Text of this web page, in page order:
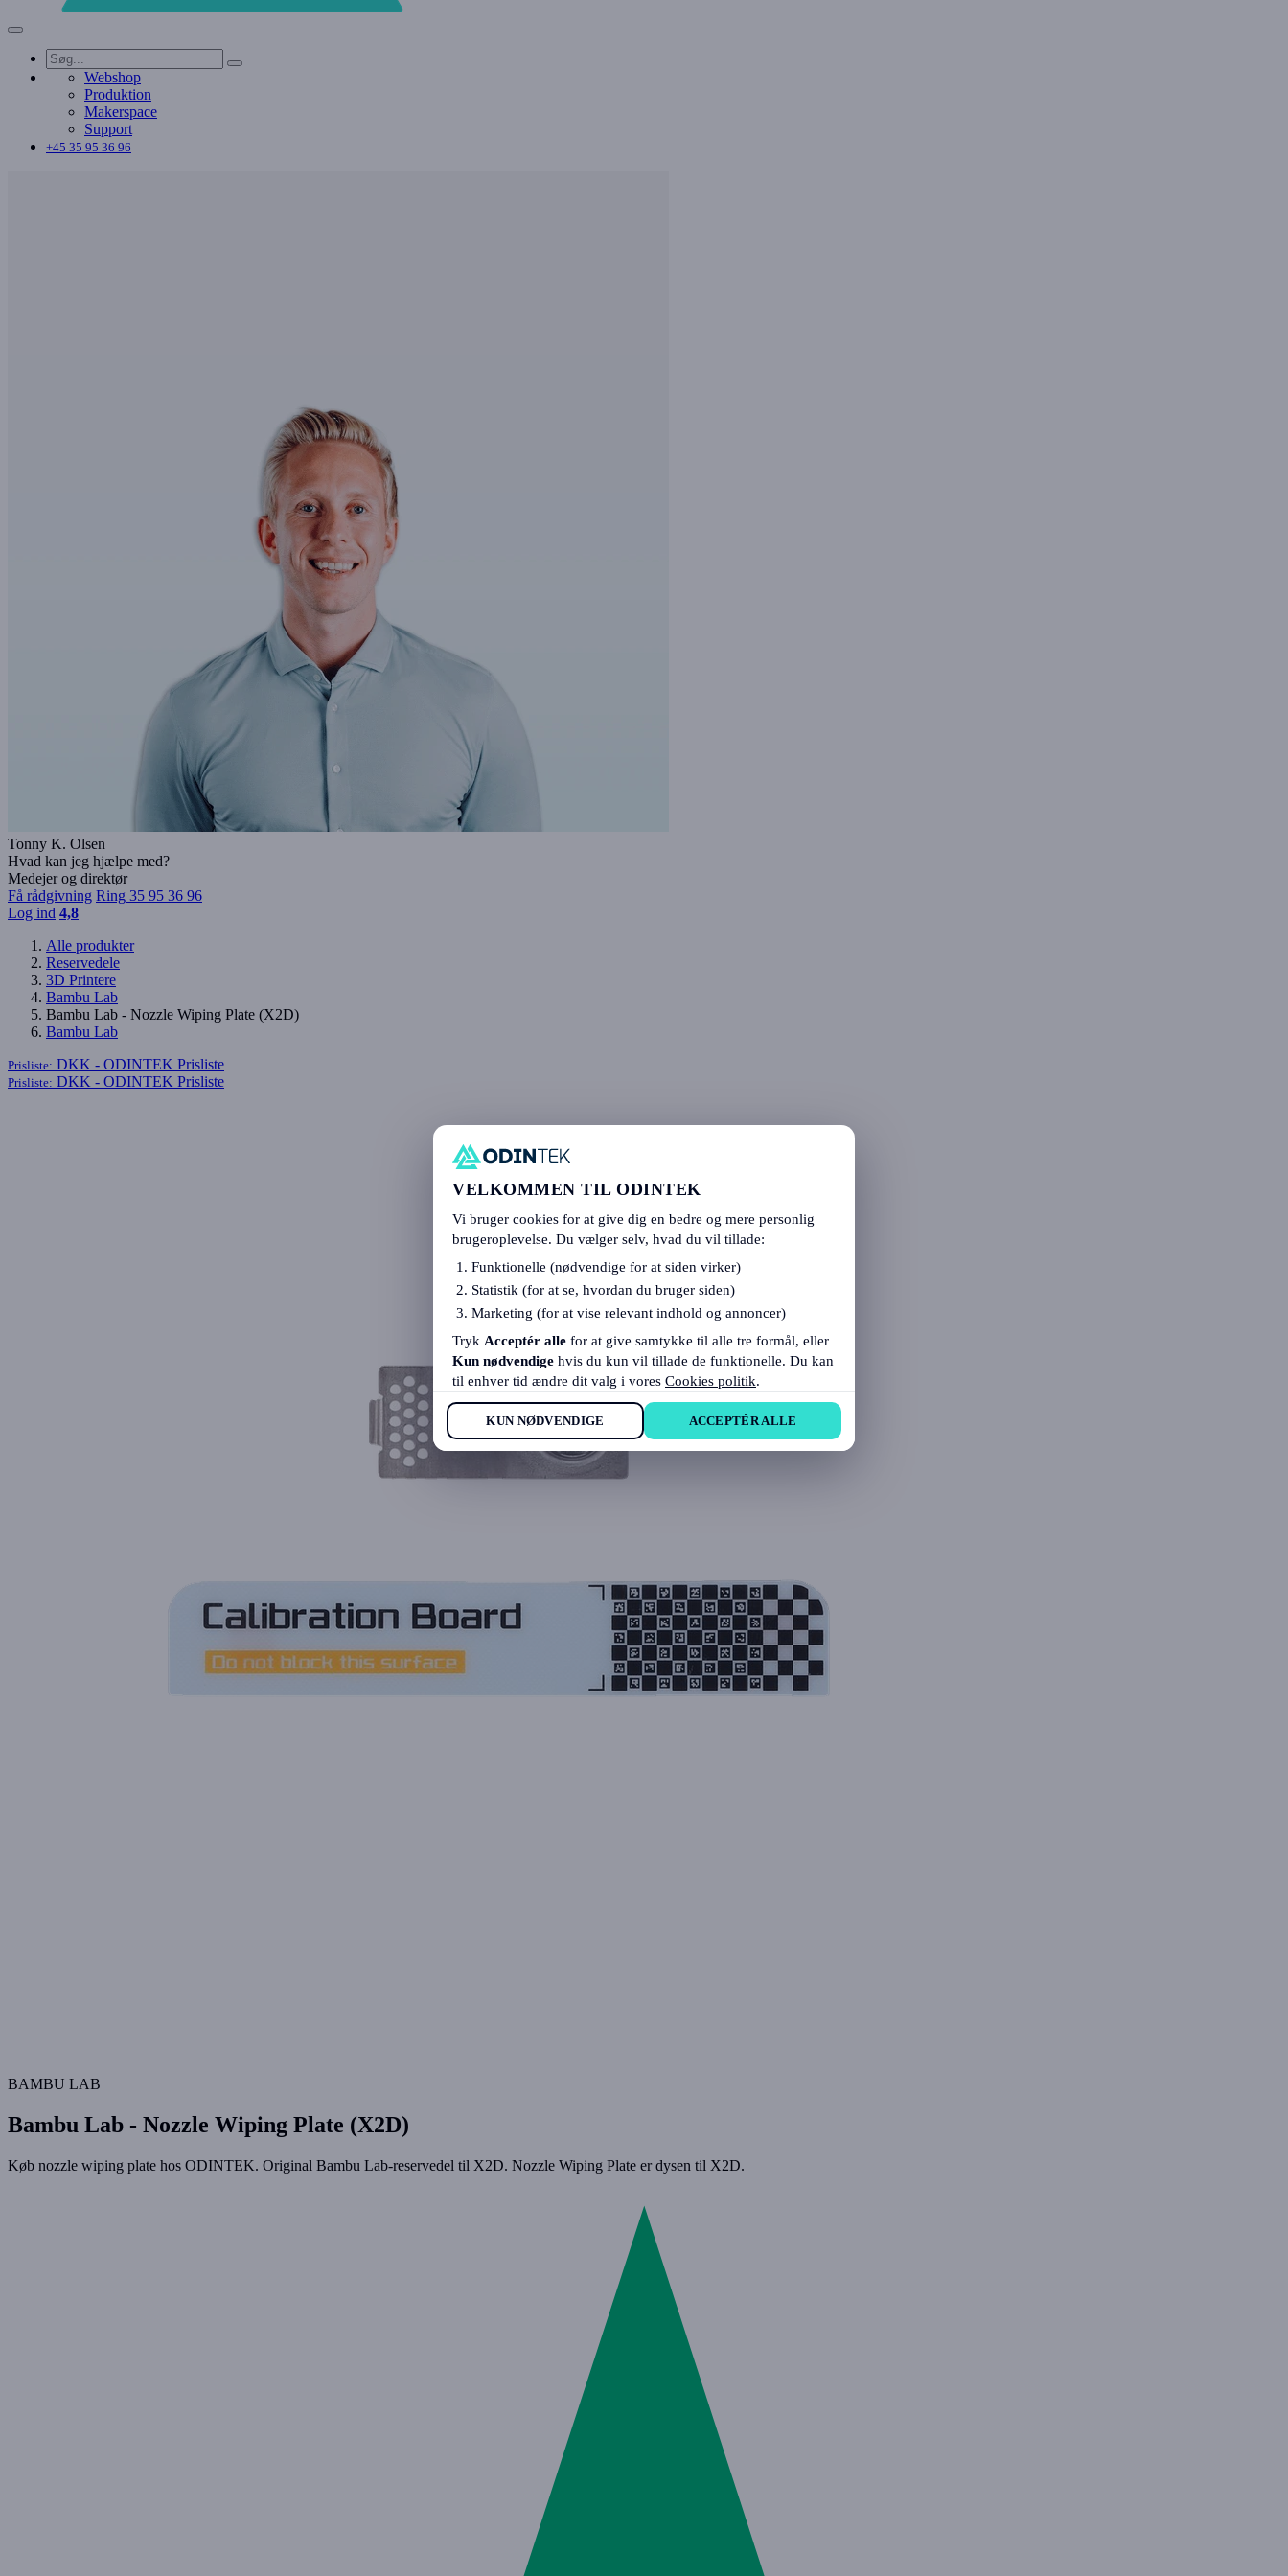
Webshop
Produktion
Makerspace
Support
+45 35 95 36 96
Tonny K. Olsen
Hvad kan jeg hjælpe med?
Medejer og direktør
Få rådgivning Ring 35 95 36 96
Log ind 4,8
Alle produkter
Reservedele
3D Printere
Bambu Lab
Bambu Lab - Nozzle Wiping Plate (X2D)
Bambu Lab
Prisliste: DKK - ODINTEK Prisliste
Prisliste: DKK - ODINTEK Prisliste
BAMBU LAB
Bambu Lab - Nozzle Wiping Plate (X2D)
Køb nozzle wiping plate hos ODINTEK. Original Bambu Lab-reservedel til X2D. Nozzle Wiping Plate er dysen til X2D.
VELKOMMEN TIL ODINTEK
Vi bruger cookies for at give dig en bedre og mere personlig
brugeroplevelse. Du vælger selv, hvad du vil tillade:
Funktionelle (nødvendige for at siden virker)
Statistik (for at se, hvordan du bruger siden)
Marketing (for at vise relevant indhold og annoncer)
Tryk Acceptér alle for at give samtykke til alle tre formål, eller
Kun nødvendige hvis du kun vil tillade de funktionelle. Du kan
til enhver tid ændre dit valg i vores Cookies politik.
KUN NØDVENDIGE ACCEPTÉR ALLE